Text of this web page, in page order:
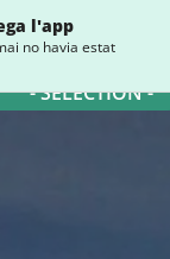
l'app
no havia estat
- SELECTION -